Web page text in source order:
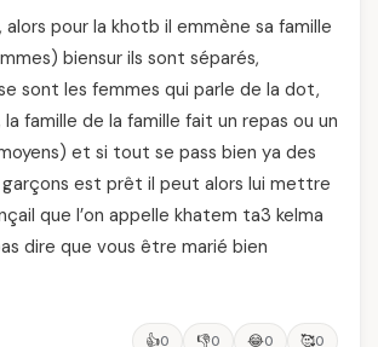
alors pour la khotb il emmène sa famille
biensur ils sont séparés,
sont les femmes qui parle de la dot,
famille de la famille fait un repas ou un
et si tout se pass bien ya des
garçons est prêt il peut alors lui mettre
que l’on appelle khatem ta3 kelma
dire que vous être marié bien
👍0 👎0 😂0 🥰0